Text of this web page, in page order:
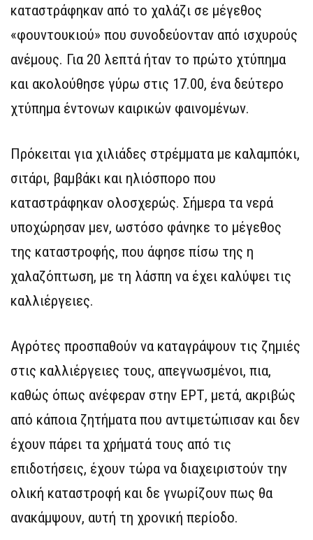
καταστράφηκαν από το χαλάζι σε μέγεθος
«φουντουκιού» που συνοδεύονταν από ισχυρούς
ανέμους. Για 20 λεπτά ήταν το πρώτο χτύπημα
και ακολούθησε γύρω στις 17.00, ένα δεύτερο
χτύπημα έντονων καιρικών φαινομένων.
Πρόκειται για χιλιάδες στρέμματα με καλαμπόκι,
σιτάρι, βαμβάκι και ηλιόσπορο που
καταστράφηκαν ολοσχερώς. Σήμερα τα νερά
υποχώρησαν μεν, ωστόσο φάνηκε το μέγεθος
της καταστροφής, που άφησε πίσω της η
χαλαζόπτωση, με τη λάσπη να έχει καλύψει τις
καλλιέργειες.
Αγρότες προσπαθούν να καταγράψουν τις ζημιές
στις καλλιέργειες τους, απεγνωσμένοι, πια,
καθώς όπως ανέφεραν στην ΕΡΤ, μετά, ακριβώς
από κάποια ζητήματα που αντιμετώπισαν και δεν
έχουν πάρει τα χρήματά τους από τις
επιδοτήσεις, έχουν τώρα να διαχειριστούν την
ολική καταστροφή και δε γνωρίζουν πως θα
ανακάμψουν, αυτή τη χρονική περίοδο.